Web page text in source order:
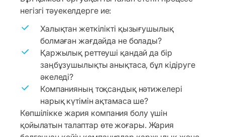
негізгі тәуекелдерге ие:
Халықтан жеткілікті қызығушылық
болмаған жағдайда не болады?
Қаржылық реттеуші қандай да бір
заңбұзушылықты анықтаса, бұл кідіруге
әкеледі?
Компанияның тоқсандық нәтижелері
нарық күтімін ақтамаса ше?
Көпшілікке жария компания болу үшін
қойылатын талаптар өте жоғары. Жария